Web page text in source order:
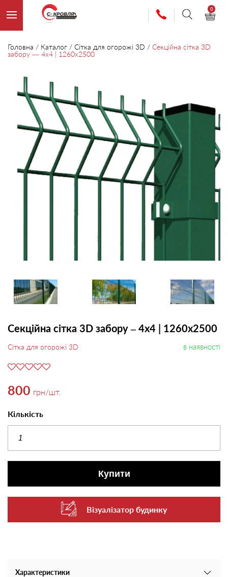
0
Головна / Каталог / Сітка для огорожі 3D / Секційна сітка 3D
забору — 4х4 | 1260х2500
Секційна сітка 3D забору – 4х4 | 1260х2500
Сітка для огорожі 3D в наявності
800 грн/шт.
Кількість
Купити
Візуалізатор будинку
Характеристики